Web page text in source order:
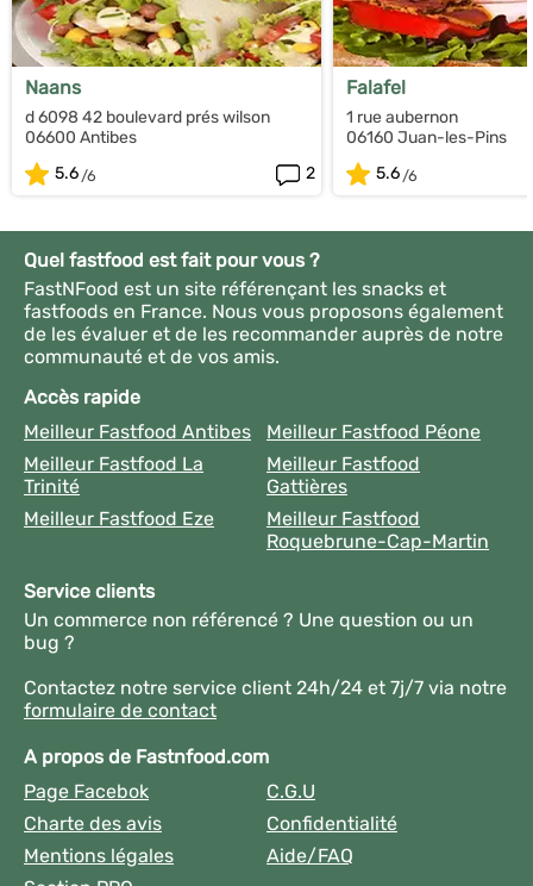
Naans
d 6098 42 boulevard prés wilson
06600 Antibes
5.6
2
Falafel
1 rue aubernon
06160 Juan-les-Pins
5.6
Quel fastfood est fait pour vous ?
FastNFood est un site référençant les snacks et
fastfoods en France. Nous vous proposons également
de les évaluer et de les recommander auprès de notre
communauté et de vos amis.
Accès rapide
Meilleur Fastfood Antibes
Meilleur Fastfood Péone
Meilleur Fastfood La
Trinité
Meilleur Fastfood
Gattières
Meilleur Fastfood Eze
Meilleur Fastfood
Roquebrune-Cap-Martin
Service clients
Un commerce non référencé ? Une question ou un
bug ?
Contactez notre service client 24h/24 et 7j/7 via notre
formulaire de contact
A propos de Fastnfood.com
Page Facebok
C.G.U
Charte des avis
Confidentialité
Mentions légales
Aide/FAQ